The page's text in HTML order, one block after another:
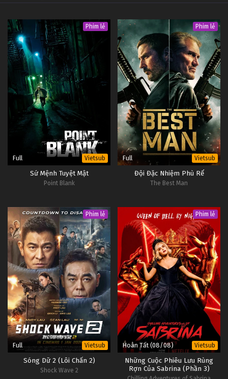
Phim lẻ
Full Vietsub
Sứ Mệnh Tuyệt Mật
Point Blank
Phim lẻ
Full Vietsub
Đội Đặc Nhiệm Phù Rể
The Best Man
Phim lẻ
Full Vietsub
Sóng Dữ 2 (Lôi Chấn 2)
Shock Wave 2
Phim lẻ
Hoàn Tất (08/08) Vietsub
Những Cuộc Phiêu Lưu Rùng
Rợn Của Sabrina (Phần 3)